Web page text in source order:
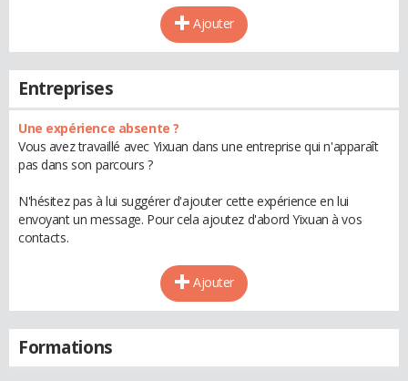
Ajouter
Entreprises
Une expérience absente ?
Vous avez travaillé avec Yixuan dans une entreprise qui n'apparaît
pas dans son parcours ?
N'hésitez pas à lui suggérer d'ajouter cette expérience en lui
envoyant un message. Pour cela ajoutez d'abord Yixuan à vos
contacts.
Ajouter
Formations